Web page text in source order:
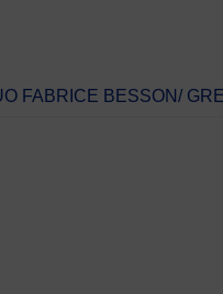
FABRICE BESSON/